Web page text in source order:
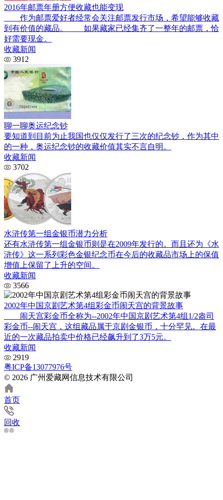
2016年邮票年册方便收藏也能变现
作为邮票爱好者经常会关注邮票发行市场，希望能够收藏
到有价值的藏品。 如果藏家已经集齐了一整年的邮票，恰
好需要现金。
收藏新闻
3912
聊一聊奥运纪念钞
要知道到目前为止我国也仅仅发行了三次的纪念钞，作为其中
的一种，奥运纪念钞的收藏价值其实不言自明。
收藏新闻
3702
水浒传第一组金银币潜力分析
还有水浒传第一组金银币则是在2009年发行的。而且还为《水
浒传》这一系列彩色金银纪念币在今后的收藏品市场上的保值
增值上保留了上升的空间。
收藏新闻
3566
2002年中国京剧艺术第4组彩金币闹天宫的背景故事
闹天宫彩金币全称为--2002年中国京剧艺术第4组1/2盎司
彩金币--闹天宫，这组藏品属于京剧金银币，十分罕见。在最
近的一次藏品拍卖中价格已经飙升到了3万5元。
收藏新闻
2919
粤ICP备13077976号
© 2026 广州爱藏网信息技术有限公司
首页
回收